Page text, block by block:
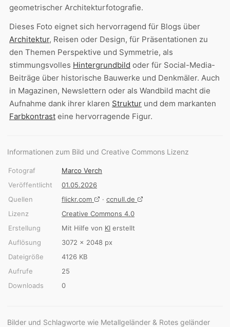
geometrischer Architekturfotografie.
Dieses Foto eignet sich hervorragend für Blogs über
Architektur, Reisen oder Design, für Präsentationen zu
den Themen Perspektive und Symmetrie, als
stimmungsvolles Hintergrundbild oder für Social-Media-
Beiträge über historische Bauwerke und Denkmäler. Auch
in Magazinen, Newslettern oder als Wandbild macht die
Aufnahme dank ihrer klaren Struktur und dem markanten
Farbkontrast eine hervorragende Figur.
Informationen zum Bild und Creative Commons Lizenz
Fotograf
Marco Verch
Veröffentlicht
01.05.2026
Quellen
flickr.com · ccnull.de
Lizenz
Creative Commons 4.0
Erstellung
Mit Hilfe von KI erstellt
Auflösung
3072 × 2048 px
Dateigröße
4126 KB
Aufrufe
25
Downloads
0
Bilder und Schlagworte wie Metallgeländer & Rotes geländer